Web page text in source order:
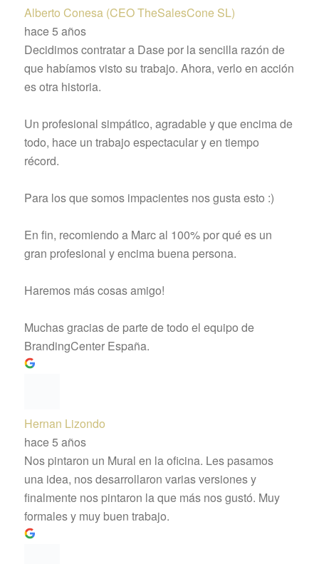
Alberto Conesa (CEO TheSalesCone SL)
hace 5 años
Decidimos contratar a Dase por la sencilla razón de
que habíamos visto su trabajo. Ahora, verlo en acción
es otra historia.
Un profesional simpático, agradable y que encima de
todo, hace un trabajo espectacular y en tiempo
récord.
Para los que somos impacientes nos gusta esto :)
En fin, recomiendo a Marc al 100% por qué es un
gran profesional y encima buena persona.
Haremos más cosas amigo!
Muchas gracias de parte de todo el equipo de
BrandingCenter España.
Hernan Lizondo
hace 5 años
Nos pintaron un Mural en la oficina. Les pasamos
una idea, nos desarrollaron varias versiones y
finalmente nos pintaron la que más nos gustó. Muy
formales y muy buen trabajo.